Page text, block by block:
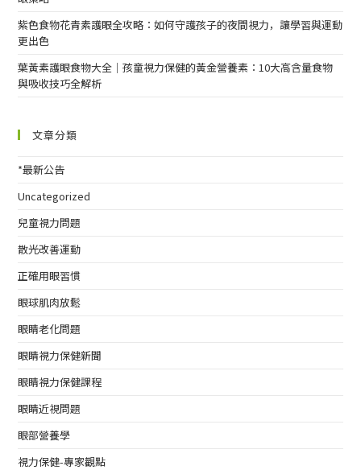
紫色食物花青素護眼全攻略：如何守護孩子的夜間視力，讓學習與運動
更出色
葉黃素護眼食物大全｜孩童視力保健的黃金營養素：10大高含量食物
與吸收技巧全解析
文章分類
*最新公告
Uncategorized
兒童視力問題
散光改善運動
正確用眼習慣
眼球肌肉放鬆
眼睛老化問題
眼睛視力保健新聞
眼睛視力保健課程
眼睛近視問題
眼部營養學
視力保健-專家觀點